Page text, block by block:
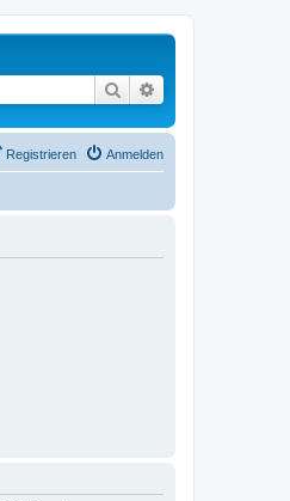
Suche
Anmelden
Registrieren